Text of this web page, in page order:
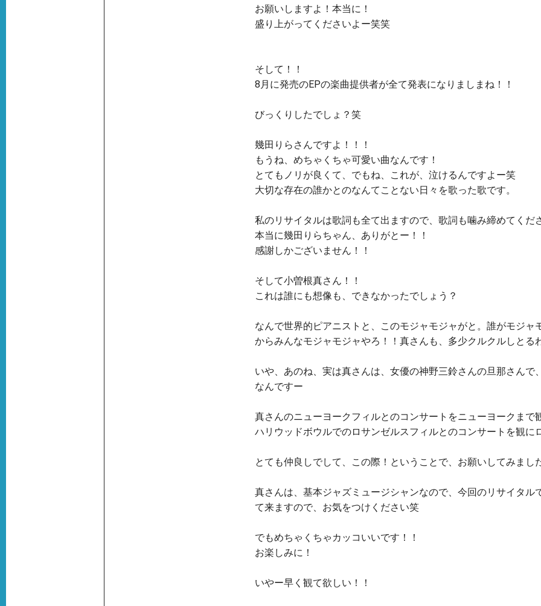
お願いしますよ！本当に！
盛り上がってくださいよー笑笑
そして！！
8月に発売のEPの楽曲提供者が全て発表になりましまね！！
びっくりしたでしょ？笑
幾田りらさんですよ！！！
もうね、めちゃくちゃ可愛い曲なんです！
とてもノリが良くて、でもね、これが、泣けるんですよー笑
大切な存在の誰かとのなんてことない日々を歌った歌です。
私のリサイタルは歌詞も全て出ますので、歌詞も噛み締めてくだ
本当に幾田りらちゃん、ありがとー！！
感謝しかございません！！
そして小曽根真さん！！
これは誰にも想像も、できなかったでしょう？
なんで世界的ピアニストと、このモジャモジャがと。誰がモジャ
からみんなモジャモジャやろ！！真さんも、多少クルクルしとる
いや、あのね、実は真さんは、女優の神野三鈴さんの旦那さんで
なんですー
真さんのニューヨークフィルとのコンサートをニューヨークまで
ハリウッドボウルでのロサンゼルスフィルとのコンサートを観に
とても仲良しでして、この際！ということで、お願いしてみまし
真さんは、基本ジャズミュージシャンなので、今回のリサイタル
て来ますので、お気をつけください笑
でもめちゃくちゃカッコいいです！！
お楽しみに！
いやー早く観て欲しい！！